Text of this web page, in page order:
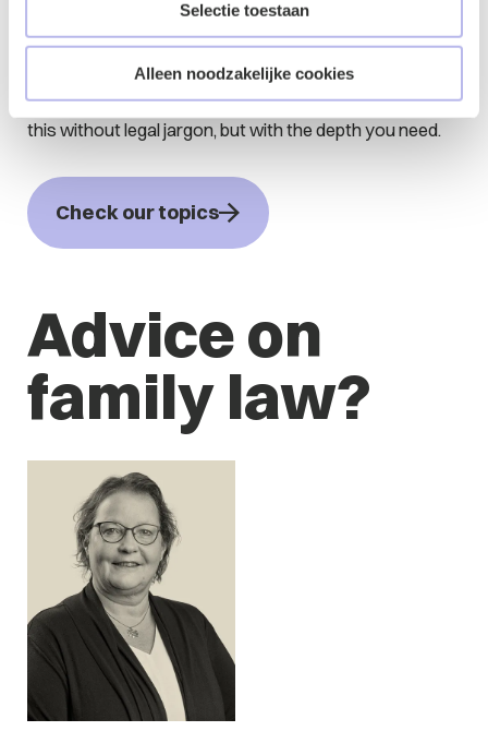
Selectie toestaan
Alleen noodzakelijke cookies
our 'topics' page, we delve deeper into issues you may
encounter. Here, you will find information on specific
themes and topics within different areas of law. We do
this without legal jargon, but with the depth you need.
Check our topics
Advice on
family law?